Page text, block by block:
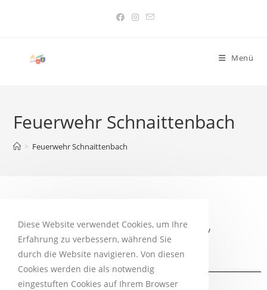
Menü
Feuerwehr Schnaittenbach
> Feuerwehr Schnaittenbach
2020:
https://www.helfenisttrumpf.de/
Diese Website verwendet Cookies, um Ihre
Erfahrung zu verbessern, während Sie
durch die Website navigieren. Von diesen
Cookies werden die als notwendig
eingestuften Cookies auf Ihrem Browser